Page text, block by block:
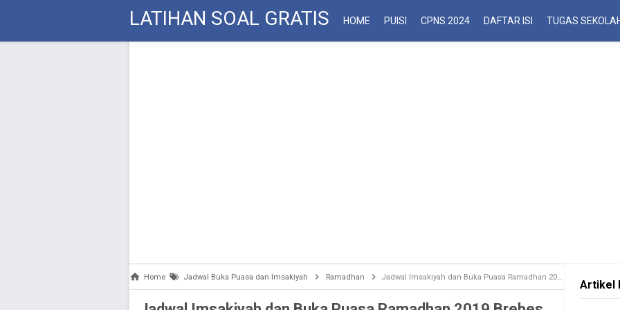
LATIHAN SOAL GRATIS HOME PUISI CPNS 2024 DAFTAR ISI TUGAS
Home Jadwal Buka Puasa dan Imsakiyah Ramadhan Jadwal Imsakiyah dan Buka Puasa Ramadhan 2019 Brebes
Artikel